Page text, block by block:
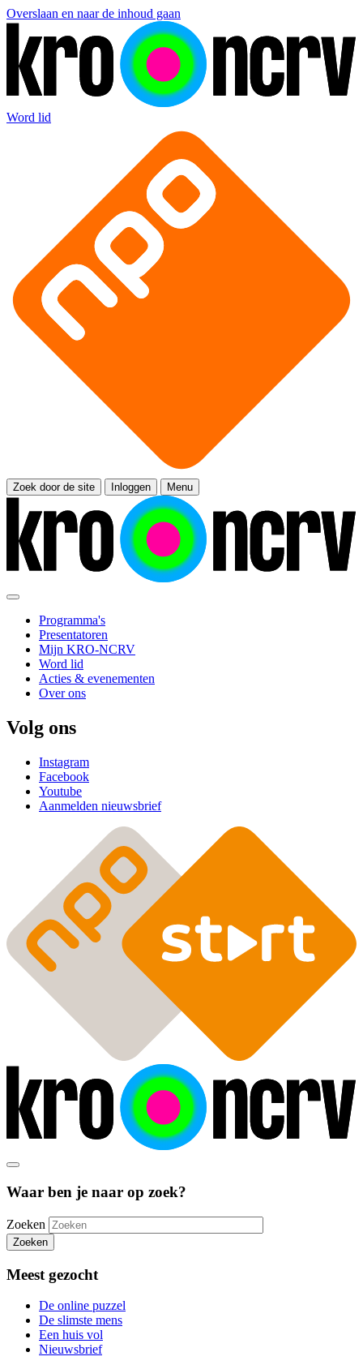
Overslaan en naar de inhoud gaan
Word lid
Zoek door de site Inloggen Menu
Programma's
Presentatoren
Mijn KRO-NCRV
Word lid
Acties & evenementen
Over ons
Volg ons
Instagram
Facebook
Youtube
Aanmelden nieuwsbrief
Waar ben je naar op zoek?
Zoeken
Zoeken
Meest gezocht
De online puzzel
De slimste mens
Een huis vol
Nieuwsbrief